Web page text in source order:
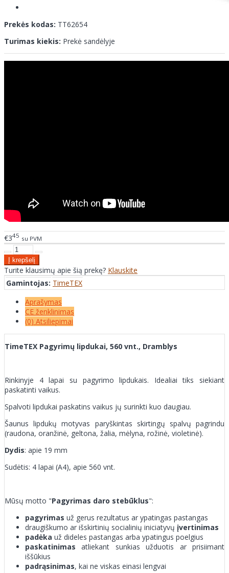
Prekės kodas: TT62654
Turimas kiekis: Prekė sandėlyje
€345 su PVM
Turite klausimų apie šią prekę? Klauskite
Gamintojas: TimeTEX
Aprašymas
CE ženklinimas
(0) Atsiliepimai
TimeTEX Pagyrimų lipdukai, 560 vnt., Dramblys
Rinkinyje 4 lapai su pagyrimo lipdukais. Idealiai tiks siekiant
paskatinti vaikus.
Spalvoti lipdukai paskatins vaikus jų surinkti kuo daugiau.
Šaunus lipdukų motyvas paryškintas skirtingų spalvų pagrindu
(raudona, oranžinė, geltona, žalia, mėlyna, rožinė, violetinė).
Dydis: apie 19 mm
Sudėtis: 4 lapai (A4), apie 560 vnt.
Mūsų motto "Pagyrimas daro stebūklus":
pagyrimas už gerus rezultatus ar ypatingas pastangas
draugiškumo ar išskirtinių socialinių iniciatyvų įvertinimas
padėka už dideles pastangas arba ypatingus poelgius
paskatinimas atliekant sunkias užduotis ar prisiimant
iššūkius
padrąsinimas, kai ne viskas einasi lengvai